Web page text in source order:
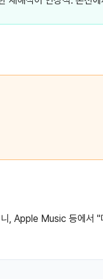
, Apple Music 등에서